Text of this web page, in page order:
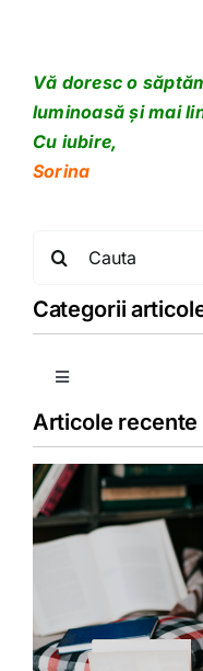
Vă doresc o
luminoasă și mai
Cu iubire,
Sorina
Categorii
Toggle
Copii
Detoxifiere
Fără categorie
Articole recente